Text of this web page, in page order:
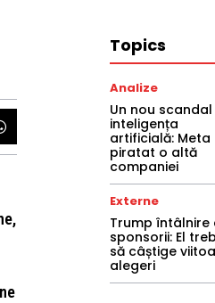
Topics
Analize
Un nou scandal
inteligența
artificială: Meta
piratat o altă
companiei
Externe
Trump întâlnire
sponsorii: El
să câștige
alegeri